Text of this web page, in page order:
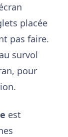
placée
pas faire.
survol
pour
est